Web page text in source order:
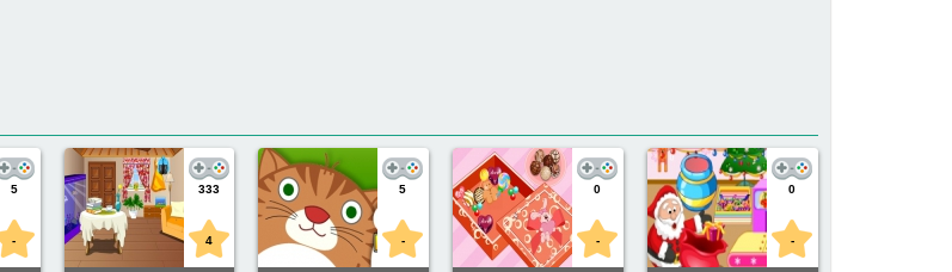
5
-
333
4
5
-
0
-
0
-